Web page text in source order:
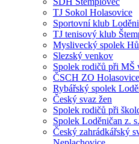
TJ Sokol Holasovice
Sportovní klub
TJ tenisový klub
Myslivecký spolek
Slezský venkov
Spolek rodičů při MŠ
ČSCH ZO Holasovice
Rybářský spolek
Český svaz žen
Spolek rodičů při
Spolek Loděničan z. s.
Český zahrádkářský